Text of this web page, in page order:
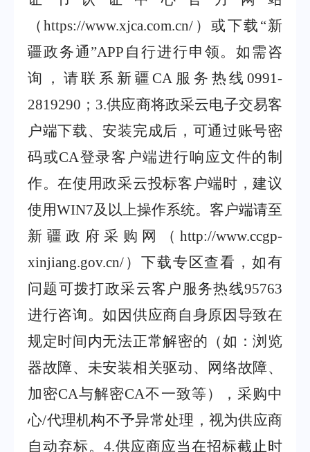
（https://www.xjca.com.cn/ ）或下载 “新
疆政务通 ”APP 自行进行申领。如需咨
询，请联系新疆CA 服务热线 0991-
2819290 ； 3.供应商将政采云电子交易客
户端下载、安装完成后，可通过账号密
码或CA登录客户端进行响应文件的制
作。在使用政采云投标客户端时，建议
使用WIN7及以上操作系统。客户端请至
新疆政府采购网（ http://www.ccgp-
xinjiang.gov.cn/ ）下载专区查看，如有
问题可拨打政采云客户服务热线95763
进行咨询。如因供应商自身原因导致在
规定时间内无法正常解密的（如：浏览
器故障、未安装相关驱动、网络故障、
加密CA与解密CA不一致等），采购中
心/代理机构不予异常处理，视为供应商
自动弃标。 4.供应商应当在招标截止时